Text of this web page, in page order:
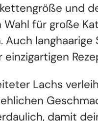
und
Wahl für große
Auch
einzigartigen
Lachs
damit